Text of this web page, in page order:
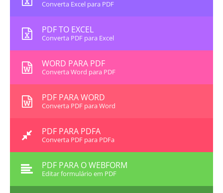
Converta Excel para PDF
PDF TO EXCEL
Converta PDF para Excel
WORD PARA PDF
Converta Word para PDF
PDF PARA WORD
Converta PDF para Word
PDF PARA PDFA
Converta PDF para PDFa
PDF PARA O WEBFORM
Editar formulário em PDF